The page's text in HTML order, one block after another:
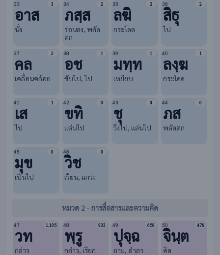
33 3
อาส
นั่ง
34 2
ภสฺส
ร่อนลง, พลัด
ตก
35 2
ลฆิ
กระโดด
36 2
สิธุ
ไป
37 2
คล
เคลื่อนคล้อย
38 1
อช
ขับไป, ไป
39 1
มทฺท
เหยียบ
40 1
ลงฺฆ
กระโดด
41 1
เส
ไป
42 0
ขทิ
แล่นไป
43 0
ชุ
วิ่งไป, แล่นไป
44 0
ภส
พลัดตก
45 0
มุข
เป็นไป
46 0
วิช
เวียน, แกว่ง
หมวด 2 - การสื่อสารและความคิด
47 1,105
วท
กล่าว
48 933
พฺรู
กล่าว, เรียก
49 658
ปุจฺฉ
ถาม, อำลา
50 476
จินฺต
คิด